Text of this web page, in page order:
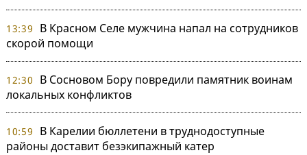
13:39
В Красном Селе мужчина напал на сотрудников
скорой помощи
12:30
В Сосновом Бору повредили памятник воинам
локальных конфликтов
10:59
В Карелии бюллетени в труднодоступные
районы доставит безэкипажный катер